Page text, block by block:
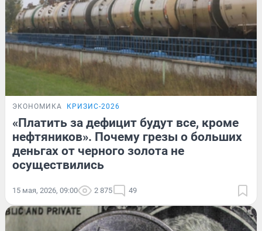
ЭКОНОМИКА КРИЗИС-2026
«Платить за дефицит будут все, кроме
нефтяников». Почему грезы о больших
деньгах от черного золота не
осуществились
15 мая, 2026, 09:00 2 875 49